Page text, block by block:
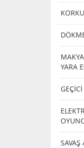
YARA
SAVAŞ